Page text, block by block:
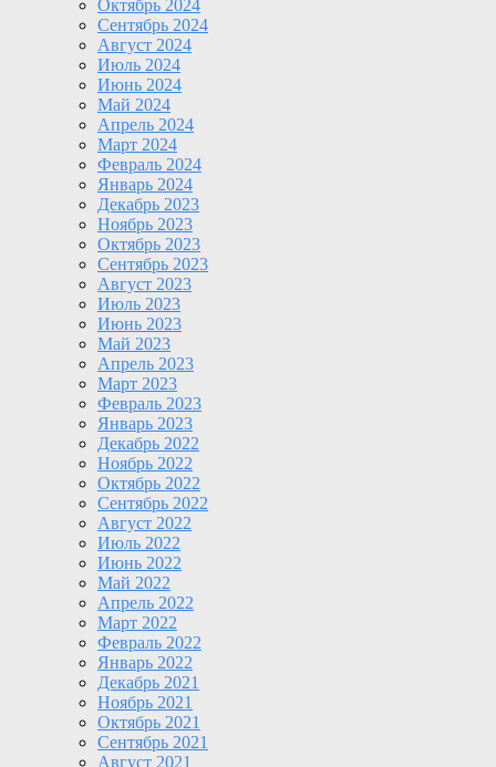
Октябрь 2024
Сентябрь 2024
Август 2024
Июль 2024
Июнь 2024
Май 2024
Апрель 2024
Март 2024
Февраль 2024
Январь 2024
Декабрь 2023
Ноябрь 2023
Октябрь 2023
Сентябрь 2023
Август 2023
Июль 2023
Июнь 2023
Май 2023
Апрель 2023
Март 2023
Февраль 2023
Январь 2023
Декабрь 2022
Ноябрь 2022
Октябрь 2022
Сентябрь 2022
Август 2022
Июль 2022
Июнь 2022
Май 2022
Апрель 2022
Март 2022
Февраль 2022
Январь 2022
Декабрь 2021
Ноябрь 2021
Октябрь 2021
Сентябрь 2021
Август 2021